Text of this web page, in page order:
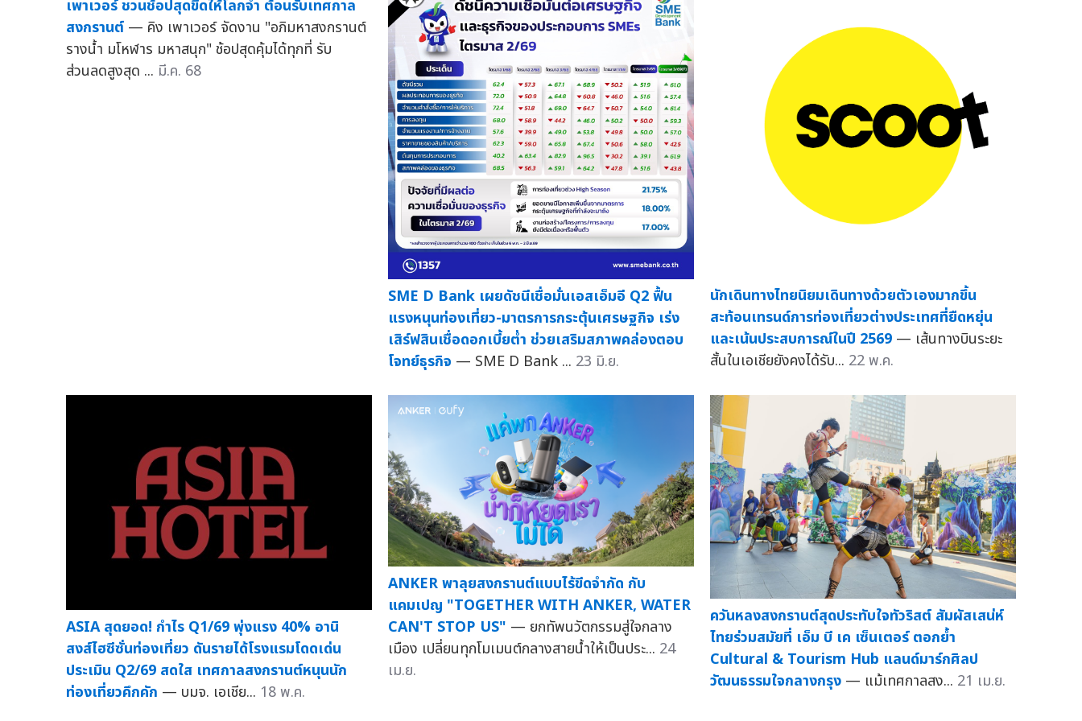
เพาเวอร์ ชวนช้อปสุดขีดให้โลกจำ ต้อนรับเทศกาล
สงกรานต์ — คิง เพาเวอร์ จัดงาน "อภิมหาสงกรานต์
รางน้ำ มโหฬาร มหาสนุก" ช้อปสุดคุ้มได้ทุกที่ รับ
ส่วนลดสูงสุด ... มี.ค. 68
SME D Bank เผยดัชนีเชื่อมั่นเอสเอ็มอี Q2 ฟื้น
แรงหนุนท่องเที่ยว-มาตรการกระตุ้นเศรษฐกิจ เร่ง
เสิร์ฟสินเชื่อดอกเบี้ยต่ำ ช่วยเสริมสภาพคล่องตอบ
โจทย์ธุรกิจ — SME D Bank ... 23 มิ.ย.
นักเดินทางไทยนิยมเดินทางด้วยตัวเองมากขึ้น
สะท้อนเทรนด์การท่องเที่ยวต่างประเทศที่ยืดหยุ่น
และเน้นประสบการณ์ในปี 2569 — เส้นทางบินระยะ
สั้นในเอเชียยังคงได้รับ... 22 พ.ค.
ASIA สุดยอด! กำไร Q1/69 พุ่งแรง 40% อานิ
สงส์ไฮซีซั่นท่องเที่ยว ดันรายได้โรงแรมโดดเด่น
ประเมิน Q2/69 สดใส เทศกาลสงกรานต์หนุนนัก
ท่องเที่ยวคึกคัก — บมจ. เอเชีย... 18 พ.ค.
ANKER พาลุยสงกรานต์แบบไร้ขีดจำกัด กับ
แคมเปญ "TOGETHER WITH ANKER, WATER
CAN'T STOP US" — ยกทัพนวัตกรรมสู่ใจกลาง
เมือง เปลี่ยนทุกโมเมนต์กลางสายน้ำให้เป็นประ... 24
เม.ย.
ควันหลงสงกรานต์สุดประทับใจทัวริสต์ สัมผัสเสน่ห์
ไทยร่วมสมัยที่ เอ็ม บี เค เซ็นเตอร์ ตอกย้ำ
Cultural & Tourism Hub แลนด์มาร์กศิลป
วัฒนธรรมใจกลางกรุง — แม้เทศกาลสง... 21 เม.ย.